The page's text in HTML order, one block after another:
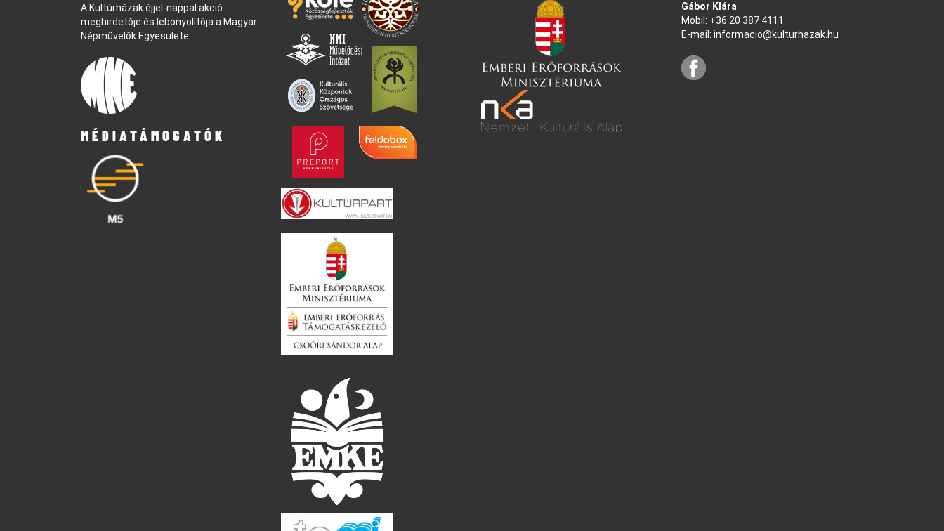
A Kultúrházak éjjel-nappal akció
meghirdetője és lebonyolítója a Magyar
Népművelők Egyesülete.
MÉDIATÁMOGATÓK
Gábor Klára
Mobil: +36 20 387 4111
E-mail: informacio@kulturhazak.hu